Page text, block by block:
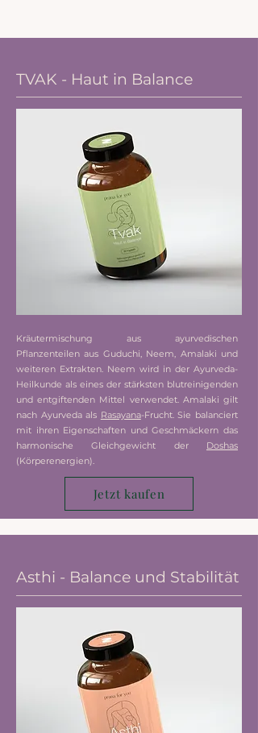
TVAK - Haut in Balance
Kräutermischung aus ayurvedischen
Pflanzenteilen aus Guduchi, Neem, Amalaki und
weiteren Extrakten. Neem wird in der Ayurveda-
Heilkunde als eines der stärksten blutreinigenden
und entgiftenden Mittel verwendet. Amalaki gilt
nach Ayurveda als Rasayana-Frucht. Sie balanciert
mit ihren Eigenschaften und Geschmäckern das
harmonische Gleichgewicht der Doshas
(Körperenergien).
Jetzt kaufen
Asthi - Balance und Stabilität